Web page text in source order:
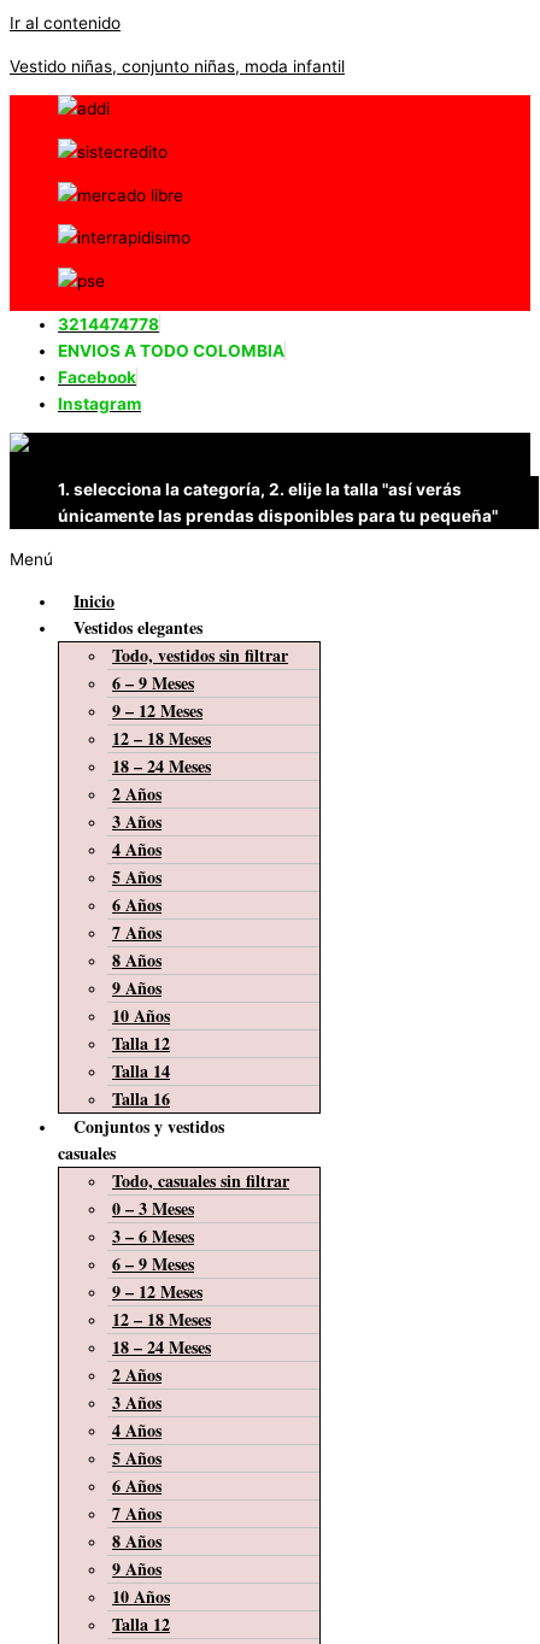
Ir al contenido
Vestido niñas, conjunto niñas, moda infantil
3214474778
ENVIOS A TODO COLOMBIA
Facebook
Instagram
1. selecciona la categoría, 2. elije la talla "así verás
únicamente las prendas disponibles para tu pequeña"
Menú
Inicio
Vestidos elegantes
Todo, vestidos sin filtrar
6 – 9 Meses
9 – 12 Meses
12 – 18 Meses
18 – 24 Meses
2 Años
3 Años
4 Años
5 Años
6 Años
7 Años
8 Años
9 Años
10 Años
Talla 12
Talla 14
Talla 16
Conjuntos y vestidos
casuales
Todo, casuales sin filtrar
0 – 3 Meses
3 – 6 Meses
6 – 9 Meses
9 – 12 Meses
12 – 18 Meses
18 – 24 Meses
2 Años
3 Años
4 Años
5 Años
6 Años
7 Años
8 Años
9 Años
10 Años
Talla 12